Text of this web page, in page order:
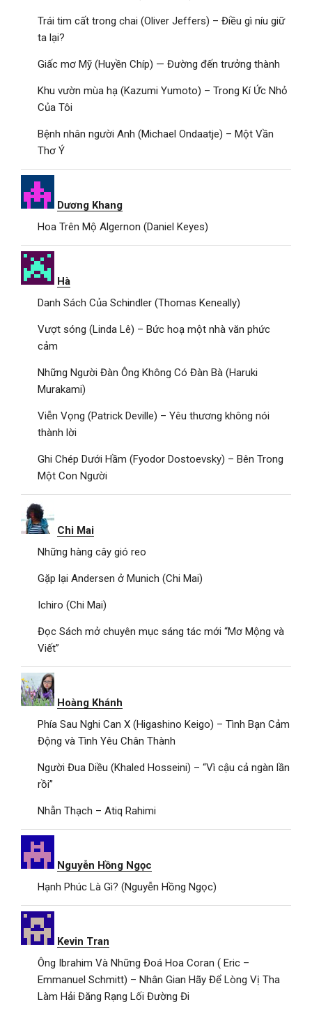
Trái tim cất trong chai (Oliver Jeffers) – Điều gì níu giữ
ta lại?
Giấc mơ Mỹ (Huyền Chíp) — Đường đến trưởng thành
Khu vườn mùa hạ (Kazumi Yumoto) – Trong Kí Ức Nhỏ
Của Tôi
Bệnh nhân người Anh (Michael Ondaatje) – Một Vần
Thơ Ý
Dương Khang
Hoa Trên Mộ Algernon (Daniel Keyes)
Hà
Danh Sách Của Schindler (Thomas Keneally)
Vượt sóng (Linda Lê) – Bức hoạ một nhà văn phức
cảm
Những Người Đàn Ông Không Có Đàn Bà (Haruki
Murakami)
Viễn Vọng (Patrick Deville) – Yêu thương không nói
thành lời
Ghi Chép Dưới Hầm (Fyodor Dostoevsky) – Bên Trong
Một Con Người
Chi Mai
Những hàng cây gió reo
Gặp lại Andersen ở Munich (Chi Mai)
Ichiro (Chi Mai)
Đọc Sách mở chuyên mục sáng tác mới “Mơ Mộng và
Viết”
Hoàng Khánh
Phía Sau Nghi Can X (Higashino Keigo) – Tình Bạn Cảm
Động và Tình Yêu Chân Thành
Người Đua Diều (Khaled Hosseini) – “Vì cậu cả ngàn lần
rồi”
Nhẫn Thạch – Atiq Rahimi
Nguyễn Hồng Ngọc
Hạnh Phúc Là Gì? (Nguyễn Hồng Ngọc)
Kevin Tran
Ông Ibrahim Và Những Đoá Hoa Coran ( Eric –
Emmanuel Schmitt) – Nhân Gian Hãy Để Lòng Vị Tha
Làm Hải Đăng Rạng Lối Đường Đi